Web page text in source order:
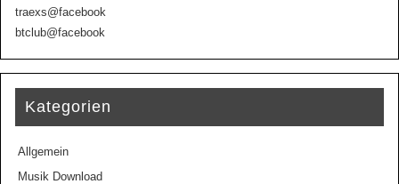
traexs@facebook
btclub@facebook
Kategorien
Allgemein
Musik Download